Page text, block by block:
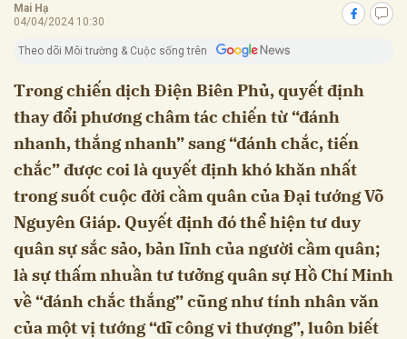
Mai Hạ
04/04/2024 10:30
Theo dõi Môi trường & Cuộc sống trên
Trong chiến dịch Điện Biên Phủ, quyết định
thay đổi phương châm tác chiến từ “đánh
nhanh, thắng nhanh” sang “đánh chắc, tiến
chắc” được coi là quyết định khó khăn nhất
trong suốt cuộc đời cầm quân của Đại tướng Võ
Nguyên Giáp. Quyết định đó thể hiện tư duy
quân sự sắc sảo, bản lĩnh của người cầm quân;
là sự thấm nhuần tư tưởng quân sự Hồ Chí Minh
về “đánh chắc thắng” cũng như tính nhân văn
của một vị tướng “dĩ công vi thượng”, luôn biết